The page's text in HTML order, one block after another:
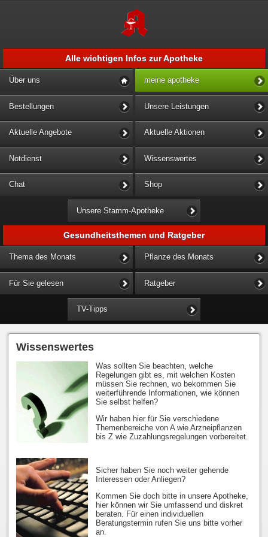
Alle wichtigen Infos zur Apotheke
Über uns meine apotheke
Bestellungen Unsere Leistungen
Aktuelle Angebote Aktuelle Aktionen
Notdienst Wissenswertes
Chat Shop
Unsere Stamm-Apotheke
Gesundheitsthemen und Ratgeber
Thema des Monats Pflanze des Monats
Für Sie gelesen Ratgeber
TV-Tipps
Wissenswertes
Was sollten Sie beachten, welche
Regelungen gibt es, mit welchen Kosten
müssen Sie rechnen, wo bekommen Sie
weiterführende Informationen, wie können
Sie selbst helfen?
Wir haben hier für Sie verschiedene
Themenbereiche von A wie Arzneipflanzen
bis Z wie Zuzahlungsregelungen vorbereitet.
Sicher haben Sie noch weiter gehende
Interessen oder Anliegen?
Kommen Sie doch bitte in unsere Apotheke,
hier können wir Sie umfassend und diskret
beraten. Für einen individuellen
Beratungstermin rufen Sie uns bitte vorher
an.